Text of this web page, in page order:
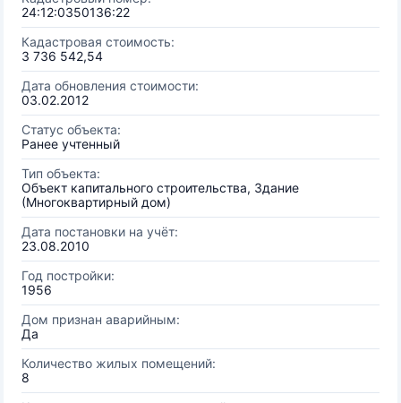
24:12:0350136:22
Кадастровая стоимость:
3 736 542,54
Дата обновления стоимости:
03.02.2012
Статус объекта:
Ранее учтенный
Тип объекта:
Объект капитального строительства, Здание
(Многоквартирный дом)
Дата постановки на учёт:
23.08.2010
Год постройки:
1956
Дом признан аварийным:
Да
Количество жилых помещений:
8